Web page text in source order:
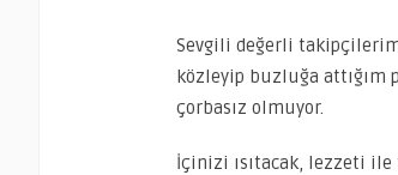
Sevgili değerli
közleyip buzluğa attığım
çorbasız olmuyor.
İçinizi ısıtacak, lezzeti